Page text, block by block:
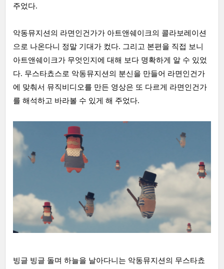
주었다.
악동뮤지션의 라면인건가가 아트앤쉐이크의 콜라보레이션
으로 나온다니 정말 기대가 컸다. 그리고 본편을 직접 보니
아트앤쉐이크가 무엇인지에 대해 보다 명확하게 알 수 있었
다. 무스타쵸스로 악동뮤지션의 분신을 만들어 라면인건가
에 맞춰서 뮤직비디오를 만든 영상은 또 다르게 라면인건가
를 해석하고 바라볼 수 있게 해 주었다.
빙글 빙글 돌며 하늘을 날아다니는 악동뮤지션의 무스타쵸